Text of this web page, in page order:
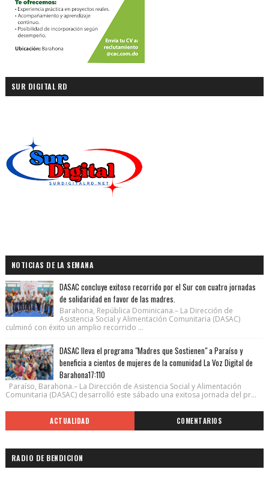
SUR DIGITAL RD
NOTICIAS DE LA SEMANA
DASAC concluye exitoso recorrido por el Sur con cuatro jornadas
de solidaridad en favor de las madres.
Barahona, República Dominicana.– La Dirección de
Asistencia Social y Alimentación Comunitaria (DASAC)
culminó con éxito un amplio recorrido ...
DASAC lleva el programa "Madres que Sostienen" a Paraíso y
beneficia a cientos de mujeres de la comunidad La Voz Digital de
Barahona17:110
Paraíso, Barahona.– La Dirección de Asistencia Social y Alimentación
Comunitaria (DASAC) desarrolló este sábado una exitosa jornada del pr...
ACTUALIDAD COMENTARIOS
RADIO DE BENDICION